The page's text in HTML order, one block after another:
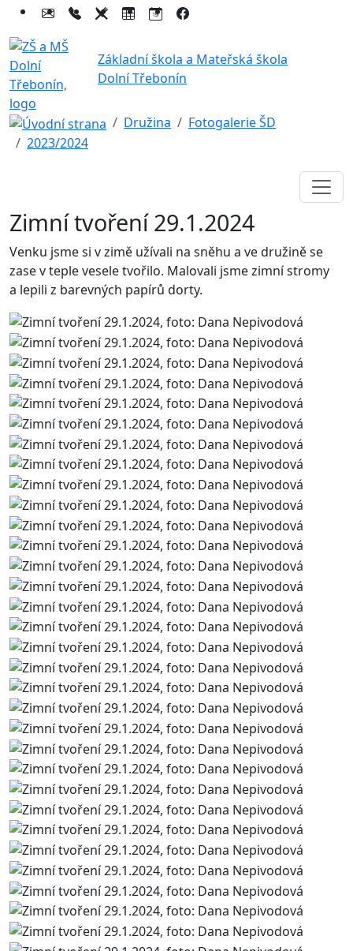
Základní škola a Mateřská škola
Dolní Třebonín
Družina
Fotogalerie ŠD
2023/2024
Zimní tvoření 29.1.2024
Venku jsme si v zimě užívali na sněhu a ve družině se
zase v teple vesele tvořilo. Malovali jsme zimní stromy
a lepili z barevných papírů dorty.